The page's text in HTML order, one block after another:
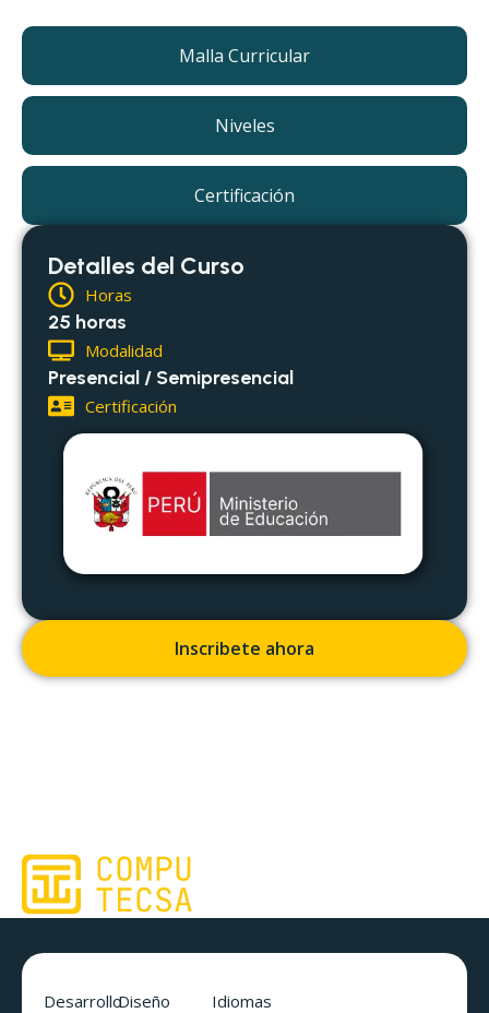
Malla Curricular
Niveles
Certificación
Detalles del Curso
Horas
25 horas
Modalidad
Presencial / Semipresencial
Certificación
Inscribete ahora
DesarrolloDiseño
Idiomas